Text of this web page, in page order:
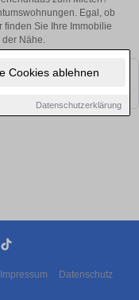
Cookies ablehnen
Datenschutzerklärung
Egal, ob
finden Sie Ihre Immobilie
der Nähe.
finden. Schauen Sie
Impressum Datenschutz